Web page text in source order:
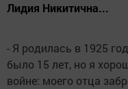
Лидия Никитична...
- Я родилась в 1925
было 15 лет, но я
войне: моего отца